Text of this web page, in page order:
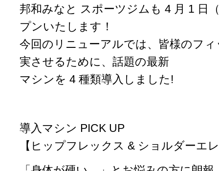
邦和みなと スポーツジムも 4 月 1 日
プンいたします！
今回のリニューアルでは、皆様のフ
実させるために、話題の最新
マシンを 4 種類導入しました!
導入マシン PICK UP
【ヒップフレックス & ショルダーエ